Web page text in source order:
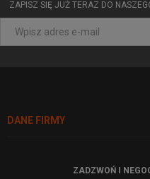
ZAPISZ SIĘ JUŻ TERAZ DO
DANE FIRMY
ZADZWOŃ I